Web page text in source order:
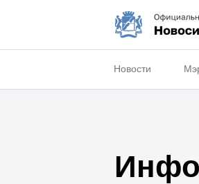
Новости